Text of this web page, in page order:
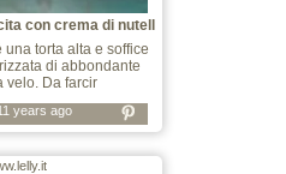
con crema di nutell
una torta alta e soffice
di abbondante
velo. Da farcir
years ago